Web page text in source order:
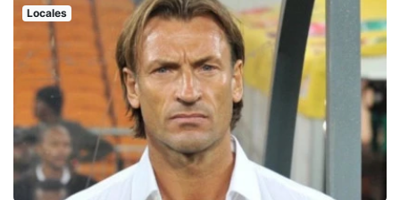
Locales